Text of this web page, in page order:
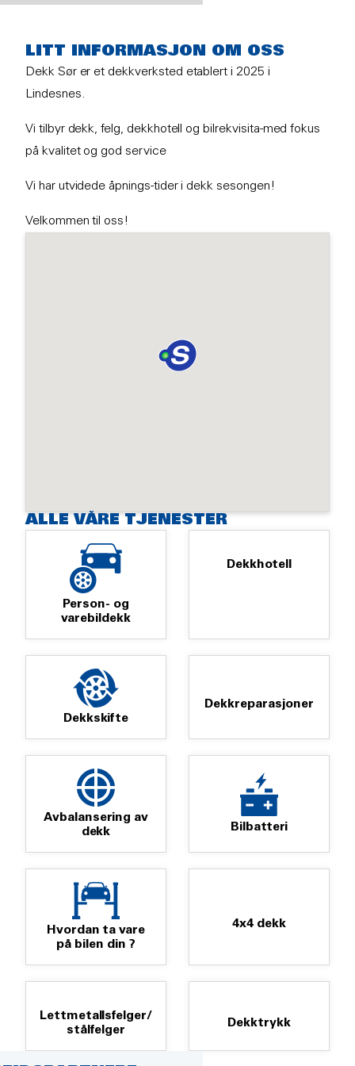
LITT INFORMASJON OM OSS
Dekk Sør er et dekkverksted etablert i 2025 i
Lindesnes.
Vi tilbyr dekk, felg, dekkhotell og bilrekvisita-med fokus
på kvalitet og god service
Vi har utvidede åpnings-tider i dekk sesongen!
Velkommen til oss!
ALLE VÅRE TJENESTER
Person- og
varebildekk
Dekkhotell
Dekkskifte
Dekkreparasjoner
Avbalansering av
dekk
Bilbatteri
Hvordan ta vare
på bilen din ?
4x4 dekk
Lettmetallsfelger/
stålfelger
Dekktrykk